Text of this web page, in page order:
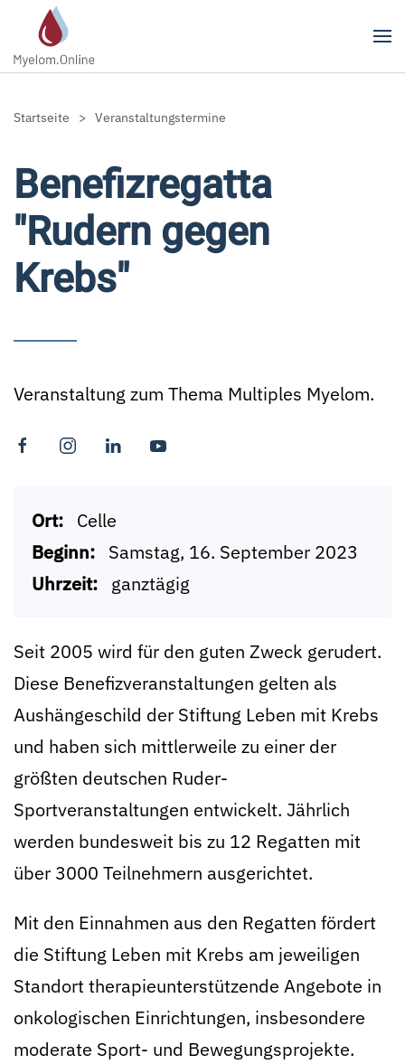
Zum Hauptinhalt springen
Startseite Veranstaltungstermine
Benefizregatta
"Rudern gegen
Krebs"
Veranstaltung zum Thema Multiples Myelom.
Ort: Celle
Beginn: Samstag, 16. September 2023
Uhrzeit: ganztägig
Seit 2005 wird für den guten Zweck gerudert.
Diese Benefizveranstaltungen gelten als
Aushängeschild der Stiftung Leben mit Krebs
und haben sich mittlerweile zu einer der
größten deutschen Ruder-
Sportveranstaltungen entwickelt. Jährlich
werden bundesweit bis zu 12 Regatten mit
über 3000 Teilnehmern ausgerichtet.
Mit den Einnahmen aus den Regatten fördert
die Stiftung Leben mit Krebs am jeweiligen
Standort therapieunterstützende Angebote in
onkologischen Einrichtungen, insbesondere
moderate Sport- und Bewegungsprojekte.